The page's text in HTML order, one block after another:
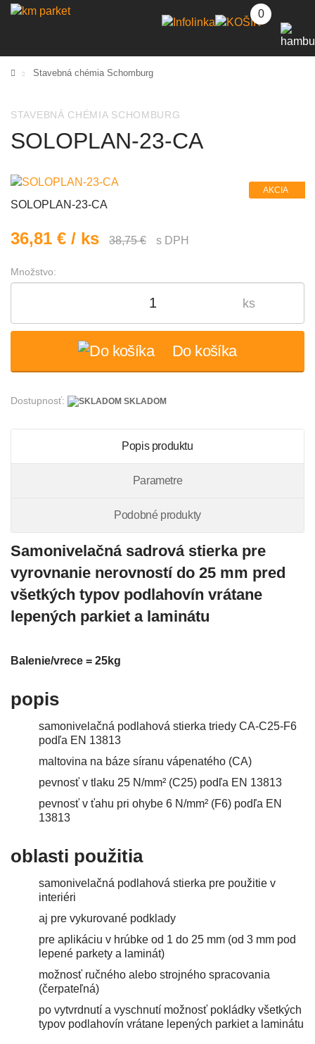
Stavebná chémia Schomburg
STAVEBNÁ CHÉMIA SCHOMBURG
SOLOPLAN-23-CA
AKCIA
SOLOPLAN-23-CA
36,81 € / ks 38,75 € s DPH
Množstvo:
ks
Do košíka
Dostupnosť: SKLADOM
Popis produktu
Parametre
Podobné produkty
Samonivelačná sadrová stierka pre
vyrovnanie nerovností do 25 mm pred
všetkých typov podlahovín vrátane
lepených parkiet a laminátu
Balenie/vrece = 25kg
popis
samonivelačná podlahová stierka triedy CA-C25-F6
podľa EN 13813
maltovina na báze síranu vápenatého (CA)
pevnosť v tlaku 25 N/mm² (C25) podľa EN 13813
pevnosť v ťahu pri ohybe 6 N/mm² (F6) podľa EN
13813
oblasti použitia
samonivelačná podlahová stierka pre použitie v
interiéri
aj pre vykurované podklady
pre aplikáciu v hrúbke od 1 do 25 mm (od 3 mm pod
lepené parkety a laminát)
možnosť ručného alebo strojného spracovania
(čerpateľná)
po vytvrdnutí a vyschnutí možnosť pokládky všetkých
typov podlahovín vrátane lepených parkiet a laminátu
0